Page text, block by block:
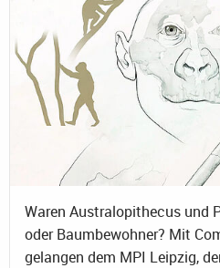
Waren Australopithecus und
oder Baumbewohner? Mit
gelangen dem MPI Leipzig,